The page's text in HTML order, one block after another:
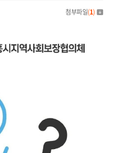
첨부파일(1)